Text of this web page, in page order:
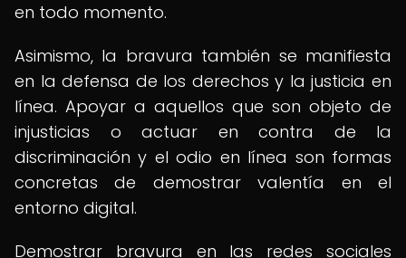
en todo momento.
Asimismo, la bravura también se manifiesta
en la defensa de los derechos y la justicia en
línea. Apoyar a aquellos que son objeto de
injusticias o actuar en contra de la
discriminación y el odio en línea son formas
concretas de demostrar valentía en el
entorno digital.
Demostrar bravura en las redes sociales